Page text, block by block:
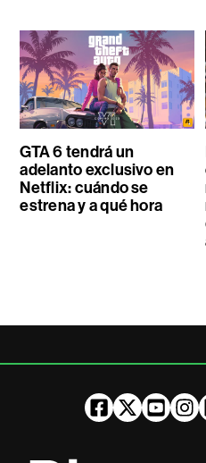
GTA 6 tendrá un
adelanto exclusivo en
Netflix: cuándo se
estrena y a qué hora